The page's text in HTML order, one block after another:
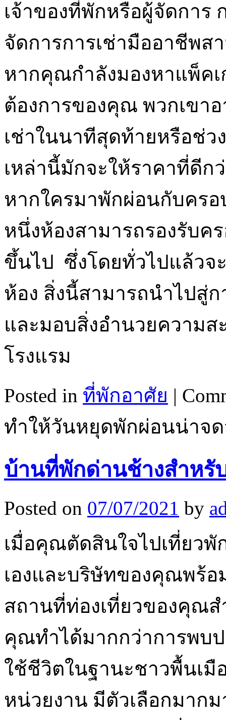
เจ้าของที่พักหรือผู้จัดการ
จัดการการเช่ามืออาชีพส
หากคุณกำลังมองหาแพ็ค
ต้องการของคุณ พวกเขา
เช่าในนาทีสุดท้ายหรือช่ว
เหล่านี้มักจะให้ราคาที่ดีก
หากใครมาพักผ่อนกับคร
หนึ่งห้องสามารถรองรับค
ขึ้นไป ซึ่งโดยทั่วไปแล้วจ
ห้อง สิ่งนี้สามารถนำไปสู่
และมอบสิ่งอำนวยความ
โรงแรม
Posted in ที่พักอาศัย |
ทำให้วันหยุดพักผ่อนน่าจด
บ้านที่พักด่านช้างสำหรั
Posted on 07/07/2021 by
เมื่อคุณตัดสินใจไปเที่ยว
เองและบริษัทของคุณพร้
สถานที่ท่องเที่ยวของคุณ
คุณทำได้มากกว่าการพบ
ใช้ชีวิตในฐานะชาวพื้นเมื
หน่วยงาน มีตัวเลือกมาก